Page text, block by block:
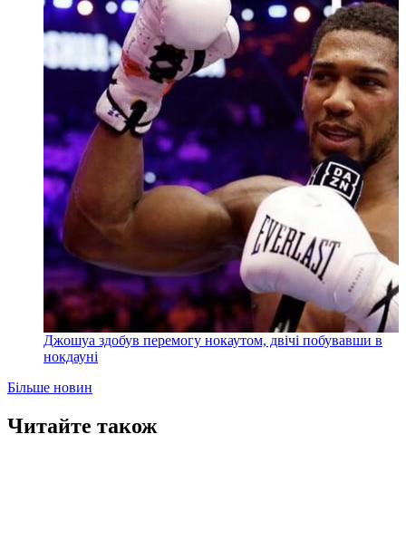
Джошуа здобув перемогу нокаутом, двічі побувавши в
нокдауні
Більше новин
Читайте також